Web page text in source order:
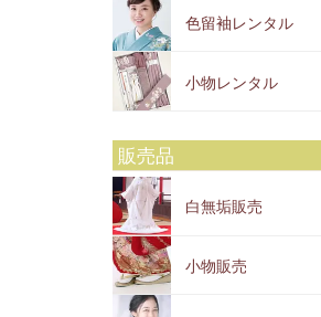
色留袖レンタル
小物レンタル
販売品
白無垢販売
小物販売